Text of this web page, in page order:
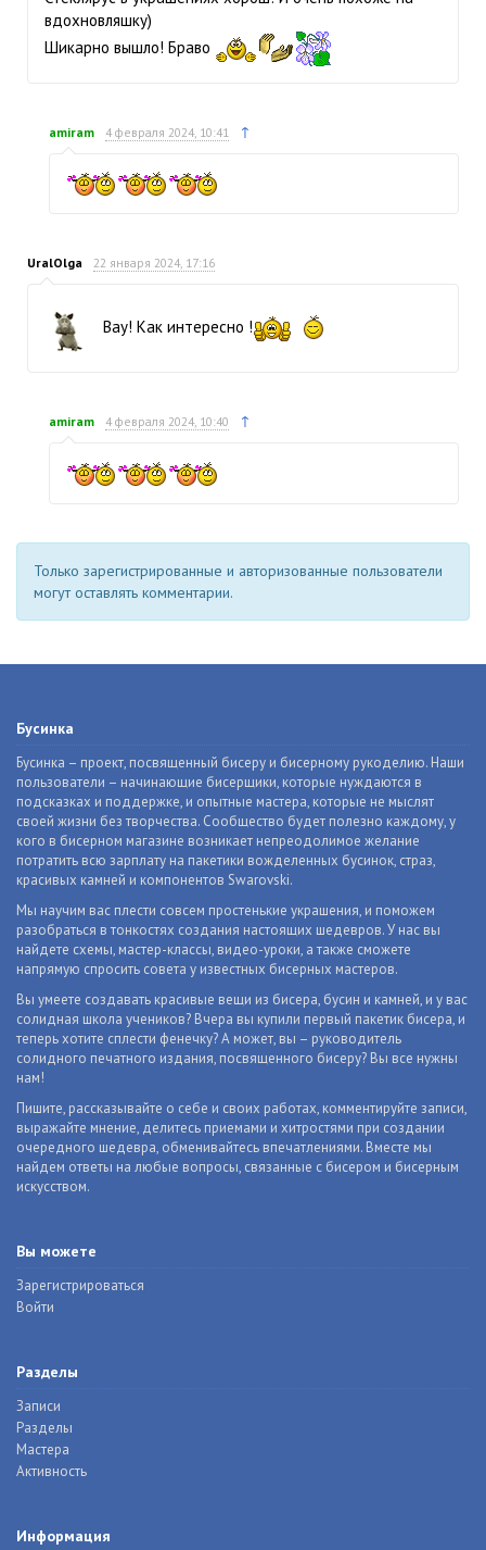
вдохновляшку)
Шикарно вышло! Браво
amiram 4 февраля 2024, 10:41 ↑
UralOlga 22 января 2024, 17:16
Вау! Как интересно !
amiram 4 февраля 2024, 10:40 ↑
Только зарегистрированные и авторизованные пользователи
могут оставлять комментарии.
Бусинка
Бусинка – проект, посвященный бисеру и бисерному рукоделию. Наши
пользователи – начинающие бисерщики, которые нуждаются в
подсказках и поддержке, и опытные мастера, которые не мыслят
своей жизни без творчества. Сообщество будет полезно каждому, у
кого в бисерном магазине возникает непреодолимое желание
потратить всю зарплату на пакетики вожделенных бусинок, страз,
красивых камней и компонентов Swarovski.
Мы научим вас плести совсем простенькие украшения, и поможем
разобраться в тонкостях создания настоящих шедевров. У нас вы
найдете схемы, мастер-классы, видео-уроки, а также сможете
напрямую спросить совета у известных бисерных мастеров.
Вы умеете создавать красивые вещи из бисера, бусин и камней, и у вас
солидная школа учеников? Вчера вы купили первый пакетик бисера, и
теперь хотите сплести фенечку? А может, вы – руководитель
солидного печатного издания, посвященного бисеру? Вы все нужны
нам!
Пишите, рассказывайте о себе и своих работах, комментируйте записи,
выражайте мнение, делитесь приемами и хитростями при создании
очередного шедевра, обменивайтесь впечатлениями. Вместе мы
найдем ответы на любые вопросы, связанные с бисером и бисерным
искусством.
Вы можете
Зарегистрироваться
Войти
Разделы
Записи
Разделы
Мастера
Активность
Информация